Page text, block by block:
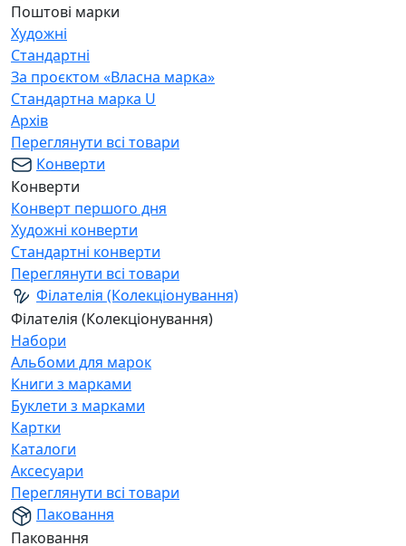
Поштові марки
Художні
Стандартні
За проєктом «Власна марка»
Стандартна марка U
Архів
Переглянути всі товари
Конверти
Конверти
Конверт першого дня
Художні конверти
Стандартні конверти
Переглянути всі товари
Філателія (Колекціонування)
Філателія (Колекціонування)
Набори
Альбоми для марок
Книги з марками
Буклети з марками
Картки
Каталоги
Аксесуари
Переглянути всі товари
Паковання
Паковання